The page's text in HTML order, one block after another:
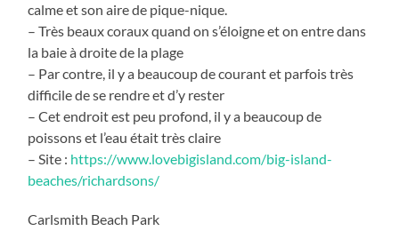
calme et son aire de pique-nique.
– Très beaux coraux quand on s’éloigne et on entre dans
la baie à droite de la plage
– Par contre, il y a beaucoup de courant et parfois très
difficile de se rendre et d’y rester
– Cet endroit est peu profond, il y a beaucoup de
poissons et l’eau était très claire
– Site : https://www.lovebigisland.com/big-island-
beaches/richardsons/
Carlsmith Beach Park